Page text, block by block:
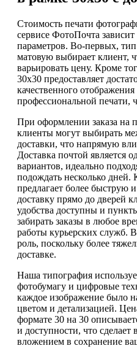
Стоимость печати
сервисе ФотоПочта
параметров. Во-первых,
матовую выбирает клиент,
варьировать цену. Кроме
30х30 предоставляет
качественного
профессиональной печати,
При оформлении заказа на
клиенты могут выбирать
доставки, что напрямую
Доставка почтой является
вариантов, идеально
подождать несколько дней.
предлагает более быструю
доставку прямо до дверей
удобства доступны и
забирать заказы в любое
работы курьерских служб.
роль, поскольку более
доставке.
Наша типография
фотобумагу и цифровые
каждое изображение было
цветом и детализацией.
формате 30 на 30
и доступности, что
вложением в сохранение